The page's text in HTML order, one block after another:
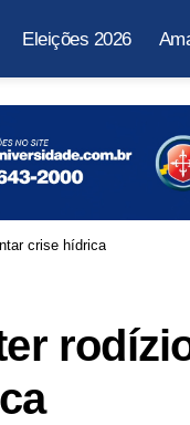
Eleições 2026
crise hídrica